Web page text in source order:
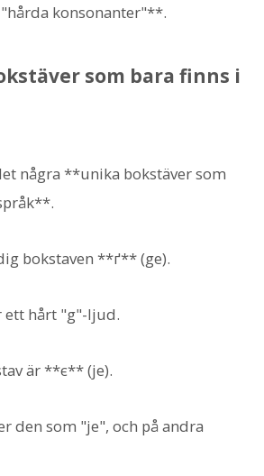
konsonanter"**.
som bara finns i
några **unika bokstäver som
bokstaven **ґ** (ge).
ett hårt "g"-ljud.
är **є** (je).
den som "je", och på andra